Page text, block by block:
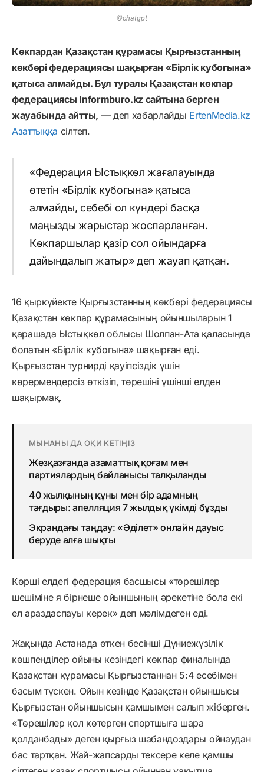
©chatgpt
Көкпардан Қазақстан құрамасы Қырғызстанның
көкбөрі федерациясы шақырған «Бірлік кубогына»
қатыса алмайды. Бұл туралы Қазақстан көкпар
федерациясы Informburo.kz сайтына берген
жауабында айтты, — деп хабарлайды ErtenMedia.kz
Азаттыққа сілтеп.
«Федерация Ыстықкөл жағалауында
өтетін «Бірлік кубогына» қатыса
алмайды, себебі ол күндері басқа
маңызды жарыстар жоспарланған.
Көкпаршылар қазір сол ойындарға
дайындалып жатыр» деп жауап қатқан.
16 қыркүйекте Қырғызстанның көкбөрі федерациясы
Қазақстан көкпар құрамасының ойыншыларын 1
қарашада Ыстықкөл облысы Шолпан-Ата қаласында
болатын «Бірлік кубогына» шақырған еді.
Қырғызстан турнирді қауіпсіздік үшін
көрермендерсіз өткізіп, төрешіні үшінші елден
шақырмақ.
МЫНАНЫ ДА ОҚИ КЕТІҢІЗ
Жезқазғанда азаматтық қоғам мен
партиялардың байланысы талқыланды
40 жылқының құны мен бір адамның
тағдыры: апелляция 7 жылдық үкімді бұзды
Экрандағы таңдау: «Әділет» онлайн дауыс
беруде алға шықты
Көрші елдегі федерация басшысы «төрешілер
шешіміне я бірнеше ойыншының әрекетіне бола екі
ел араздаспауы керек» деп мәлімдеген еді.
Жақында Астанада өткен бесінші Дүниежүзілік
көшпенділер ойыны кезіндегі көкпар финалында
Қазақстан құрамасы Қырғызстаннан 5:4 есебімен
басым түскен. Ойын кезінде Қазақстан ойыншысы
Қырғызстан ойыншысын қамшымен салып жіберген.
«Төрешілер қол көтерген спортшыға шара
қолданбады» деген қырғыз шабандоздары ойнаудан
бас тартқан. Жай-жапсарды тексере келе қамшы